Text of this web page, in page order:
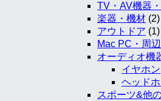
TV・AV機器
楽器・機材 (2)
アウトドア (1)
Mac PC・周
オーディオ機
イヤホン
ヘッド
スポーツ&他